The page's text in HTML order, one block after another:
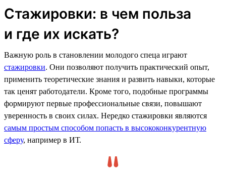
Стажировки: в чем польза
и где их искать?
Важную роль в становлении молодого спеца играют
стажировки. Они позволяют получить практический опыт,
применить теоретические знания и развить навыки, которые
так ценят работодатели. Кроме того, подобные программы
формируют первые профессиональные связи, повышают
уверенность в своих силах. Нередко стажировки являются
самым простым способом попасть в высококонкурентную
сферу, например в ИТ.